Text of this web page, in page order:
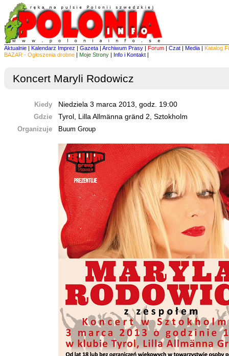
Aktualnie | Kalendarz Imprez | Gazeta | Archiwum Prasy | Forum | Czat | Media | Katalog
BAZAR - Ogłoszenia drobne | Moje Strony | Info i Kontakt |
Koncert Maryli Rodowicz
Kiedy
Niedziela 3 marca 2013, godz. 19:00
Gdzie
Tyrol, Lilla Allmänna gränd 2, Sztokholm
Organizuje
Buum Group